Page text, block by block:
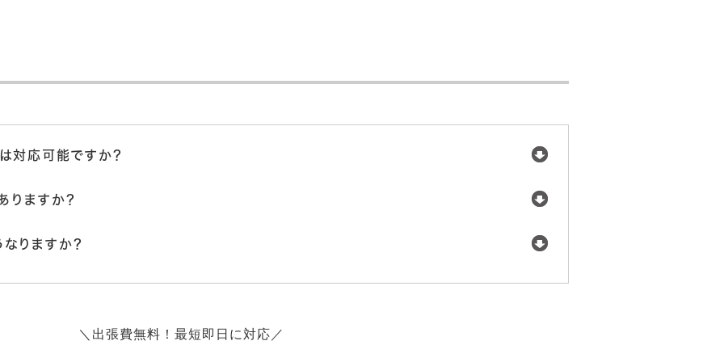
対応可能ですか？
りますか？
りますか？
＼出張費無料！最短即日に対応／